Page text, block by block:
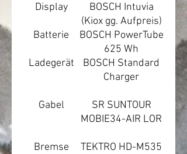
Display
BOSCH Intuvia
(Kiox gg. Aufpreis)
Batterie
BOSCH PowerTube
625 Wh
Ladegerät
BOSCH Standard
Charger
Gabel
SR SUNTOUR
MOBIE34-AIR LOR
Bremse
TEKTRO HD-M535